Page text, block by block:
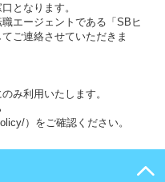
となります。
エージェントである「SBヒ
ご連絡させていただきま
み利用いたします。
）をご確認ください。